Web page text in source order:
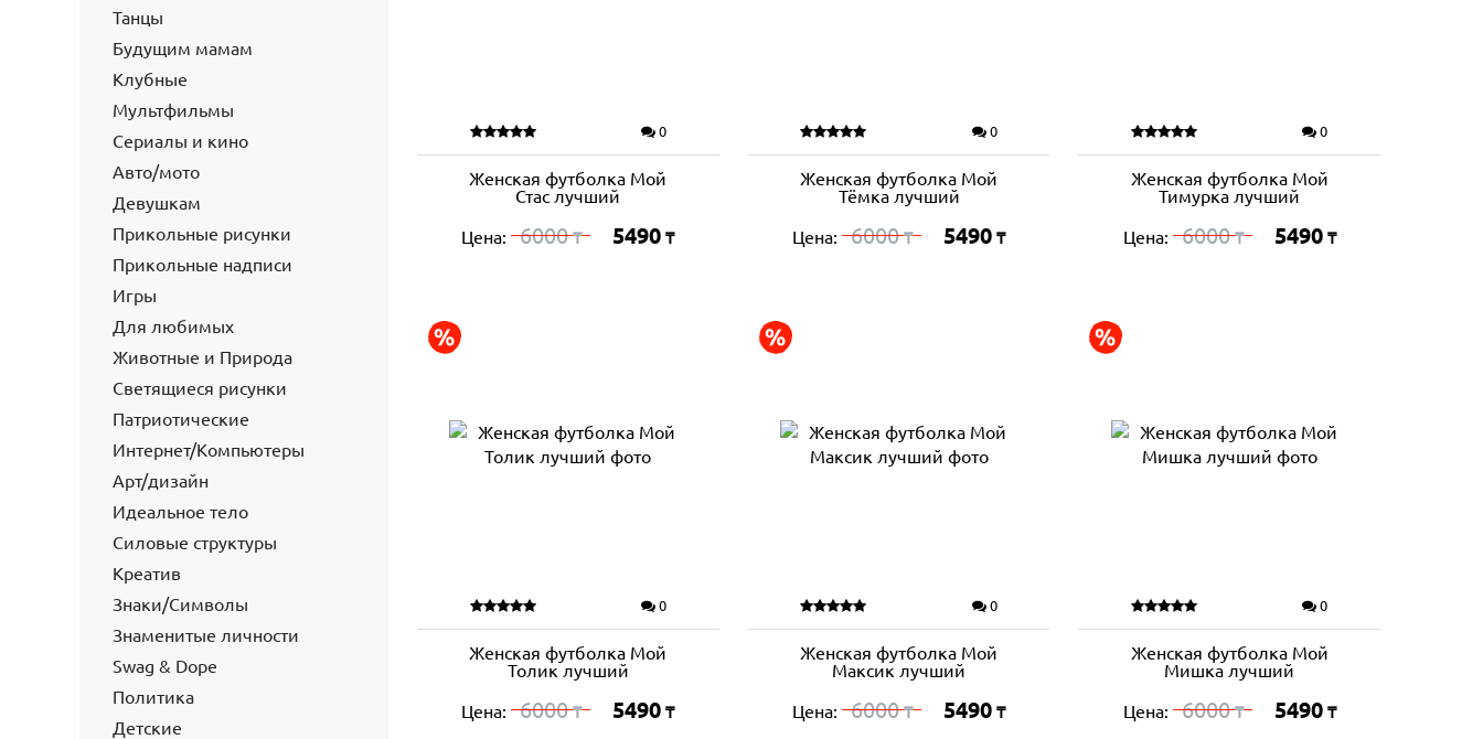
Танцы
Будущим мамам
Клубные
Мультфильмы
Сериалы и кино
Авто/мото
Девушкам
Прикольные рисунки
Прикольные надписи
Игры
Для любимых
Животные и Природа
Светящиеся рисунки
Патриотические
Интернет/Компьютеры
Арт/дизайн
Идеальное тело
Силовые структуры
Креатив
Знаки/Символы
Знаменитые личности
Swag & Dope
Политика
Детские
0
Женская футболка Мой
Стас лучший
Цена: 6000₸ 5490 ₸
0
Женская футболка Мой
Тёмка лучший
Цена: 6000₸ 5490 ₸
0
Женская футболка Мой
Тимурка лучший
Цена: 6000₸ 5490 ₸
0
Женская футболка Мой
Толик лучший
Цена: 6000₸ 5490 ₸
0
Женская футболка Мой
Максик лучший
Цена: 6000₸ 5490 ₸
0
Женская футболка Мой
Мишка лучший
Цена: 6000₸ 5490 ₸